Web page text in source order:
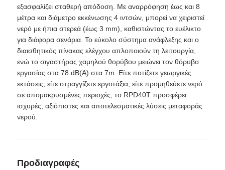
σετ γεννητριών ντίζελ
σύνολο γεννήτριας βενζίνης
Σετ Γεννήτριας Inverter
Φορητό σύνολο γεννήτριας
εξασφαλίζει σταθερή απόδοση. Με αναρρόφηση έως και 8
μέτρα και διάμετρο εκκένωσης 4 ιντσών, μπορεί να χειριστεί
νερό με ήπια στερεά (έως 3 mm), καθιστώντας το ευέλικτο
για διάφορα σενάρια. Το εύκολο σύστημα ανάφλεξης και ο
διαισθητικός πίνακας ελέγχου απλοποιούν τη λειτουργία,
ενώ το σιγαστήρας χαμηλού θορύβου μειώνει τον θόρυβο
εργασίας στα 78 dB(A) στα 7m. Είτε ποτίζετε γεωργικές
εκτάσεις, είτε στραγγίζετε εργοτάξια, είτε προμηθεύετε νερό
σε απομακρυσμένες περιοχές, το RPD40T προσφέρει
ισχυρές, αξιόπιστες και αποτελεσματικές λύσεις μεταφοράς
νερού.
Προδιαγραφές